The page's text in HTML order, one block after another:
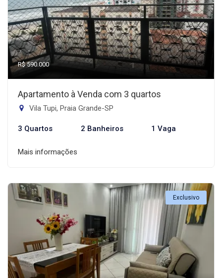
R$ 590.000
Apartamento à Venda com 3 quartos
Vila Tupi, Praia Grande-SP
3 Quartos 2 Banheiros 1 Vaga
Mais informações
Exclusivo